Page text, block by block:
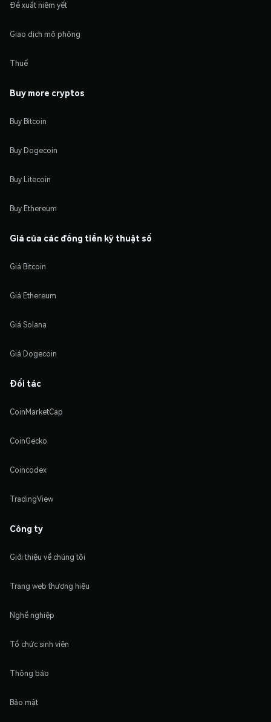
Đề xuất niêm yết
Giao dịch mô phỏng
Thuế
Buy more cryptos
Buy Bitcoin
Buy Dogecoin
Buy Litecoin
Buy Ethereum
Giá của các đồng tiền kỹ thuật số
Giá Bitcoin
Giá Ethereum
Giá Solana
Giá Dogecoin
Đối tác
CoinMarketCap
CoinGecko
Coincodex
TradingView
Công ty
Giới thiệu về chúng tôi
Trang web thương hiệu
Nghề nghiệp
Tổ chức sinh viên
Thông báo
Bảo mật